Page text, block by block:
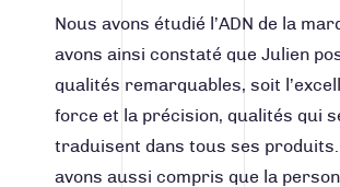
Nous avons étudié l’ADN de la
avons ainsi constaté que Julien
qualités remarquables, soit
force et la précision, qualités qui
traduisent dans tous ses produits.
avons aussi compris que la